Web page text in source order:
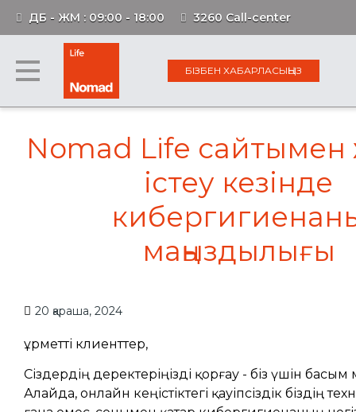
ДБ - ЖМ : 09:00 - 18:00 3260 Call-center
БІЗБЕН ХАБАРЛАСЫҢЫЗ
Nomad Life
істеу кезінде
маңыздылығы
20 қараша, 2024
Құрметті клиенттер,
Сіздердің деректеріңізді қорғау - біз үшін басым
Алайда, онлайн кеңістіктегі қауіпсіздік біздің